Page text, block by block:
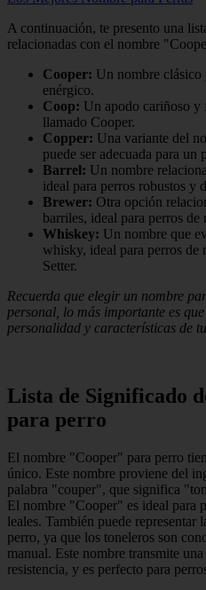
A continuación, te presento una
relacionadas con el nombre
Cooper: Un nombre
enérgico.
Coop: Un apodo cariñoso y
llamado Cooper.
Copper: Una variante del
puede ser adecuada para
Barrel: Un nombre
ideal para perros robustos y
Brewer: Otra opción
barriles, ideal para perros
Whiskey: Un nombre que
whisky, ideal para perros de
Setter.
Recuerda que elegir un nombre
personal, lo más importante es
personalidad y características de
Lista de Significado
para perro
El nombre "Cooper" para perro
único. Este nombre proviene del
palabra "couper", que significa
El nombre "Cooper" es ideal para
leales. También puede representar
perro, ya que los toneleros son
manual. Este nombre transmite
resistencia, y es perfecto para